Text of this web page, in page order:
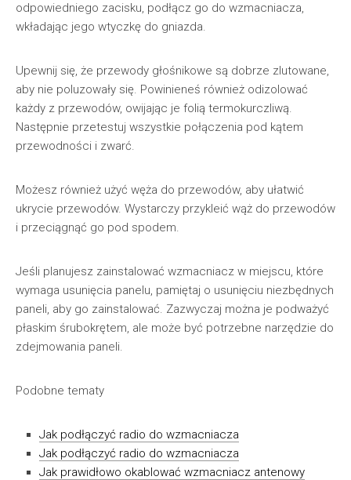
odpowiedniego zacisku, podłącz go do wzmacniacza,
wkładając jego wtyczkę do gniazda.
Upewnij się, że przewody głośnikowe są dobrze zlutowane,
aby nie poluzowały się. Powinieneś również odizolować
każdy z przewodów, owijając je folią termokurczliwą.
Następnie przetestuj wszystkie połączenia pod kątem
przewodności i zwarć.
Możesz również użyć węża do przewodów, aby ułatwić
ukrycie przewodów. Wystarczy przykleić wąż do przewodów
i przeciągnąć go pod spodem.
Jeśli planujesz zainstalować wzmacniacz w miejscu, które
wymaga usunięcia panelu, pamiętaj o usunięciu niezbędnych
paneli, aby go zainstalować. Zazwyczaj można je podważyć
płaskim śrubokrętem, ale może być potrzebne narzędzie do
zdejmowania paneli.
Podobne tematy
Jak podłączyć radio do wzmacniacza
Jak podłączyć radio do wzmacniacza
Jak prawidłowo okablować wzmacniacz antenowy